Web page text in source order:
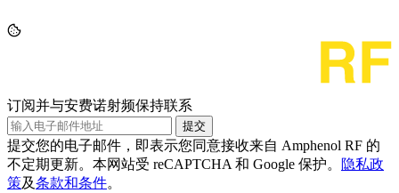
订阅并与安费诺射频保持联系
提交
提交您的电子邮件，即表示您同意接收来自 Amphenol RF 的
不定期更新。本网站受 reCAPTCHA 和 Google 保护。
隐私政
策及条款和条件。